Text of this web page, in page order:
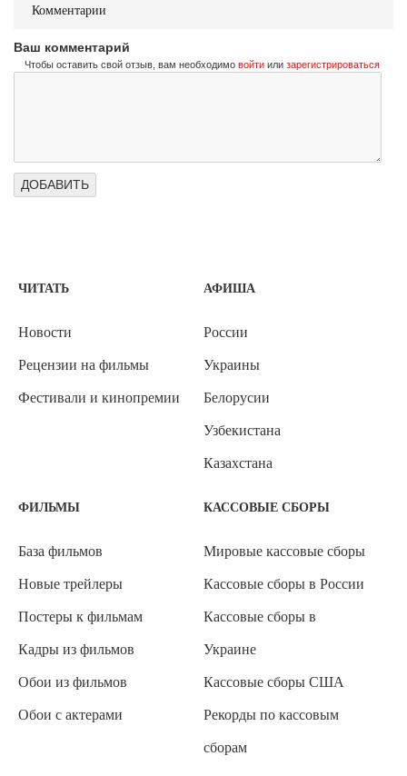
Комментарии
Ваш комментарий
Чтобы оставить свой отзыв, вам необходимо войти или зарегистрироваться
ЧИТАТЬ
Новости
Рецензии на фильмы
Фестивали и кинопремии
АФИША
России
Украины
Белорусии
Узбекистана
Казахстана
ФИЛЬМЫ
База фильмов
Новые трейлеры
Постеры к фильмам
Кадры из фильмов
Обои из фильмов
Обои с актерами
КАССОВЫЕ СБОРЫ
Мировые кассовые сборы
Кассовые сборы в России
Кассовые сборы в
Украине
Кассовые сборы США
Рекорды по кассовым
сборам